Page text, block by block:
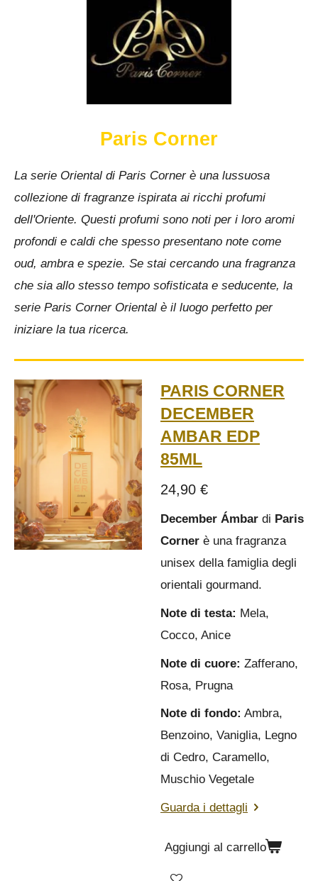
Paris Corner
La serie Oriental di Paris Corner è una lussuosa
collezione di fragranze ispirata ai ricchi profumi
dell'Oriente. Questi profumi sono noti per i loro aromi
profondi e caldi che spesso presentano note come
oud, ambra e spezie. Se stai cercando una fragranza
che sia allo stesso tempo sofisticata e seducente, la
serie Paris Corner Oriental è il luogo perfetto per
iniziare la tua ricerca.
PARIS CORNER
DECEMBER
AMBAR EDP
85ML
24,90 €
December Ámbar di Paris
Corner è una fragranza
unisex della famiglia degli
orientali gourmand.
Note di testa: Mela,
Cocco, Anice
Note di cuore: Zafferano,
Rosa, Prugna
Note di fondo: Ambra,
Benzoino, Vaniglia, Legno
di Cedro, Caramello,
Muschio Vegetale
Guarda i dettagli
Aggiungi al carrello